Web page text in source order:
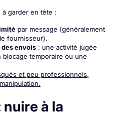
à garder en tête :
par message (généralement
fournisseur).
envois : une activité jugée
temporaire ou une
et peu professionnels,
à la